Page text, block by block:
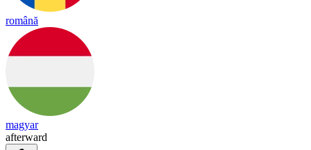
română
magyar
afterward